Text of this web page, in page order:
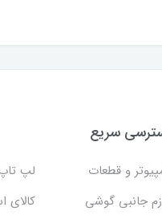
سریع
و قطعات
لپ
جانبی گوشی
کالای